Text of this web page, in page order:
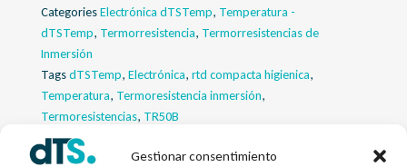
Gestionar consentimiento
CategoriesElectrónica dTSTemp, Temperatura -
dTSTemp, Termorresistencia, Termorresistencias de
Inmersión
TagsdTSTemp, Electrónica, rtd compacta higienica,
Temperatura, Termoresistencia inmersión,
Termoresistencias, TR50B